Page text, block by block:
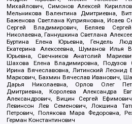
Михайлович, Симонов Алексей
Мельникова Валентина Дмитриевна,
Баженова Светлана Куприяновна, Исаев
Сергей Владимирович, Беляев
Николаевна, Ганнушкина Светлана
Буртина Елена Юрьевна, Гендель
Екатерина Алексеевна, Шуманов Илья
Юрьевна, Свечников Анатолий
Шахова Елена Владимировна, Подузов
Ирина Вячеславовна, Литинский Леонид
Маркович, Бахмин Вячеслав Иванович,
Дарья Николаевна, Орлов Олег
Дмитриевна, Королева Александра
Александрович, Вицин Сергей
Левинсон Лев Семенович, Локшина
Петрович, Полякова Мара Федоровна,
Герман Константинович